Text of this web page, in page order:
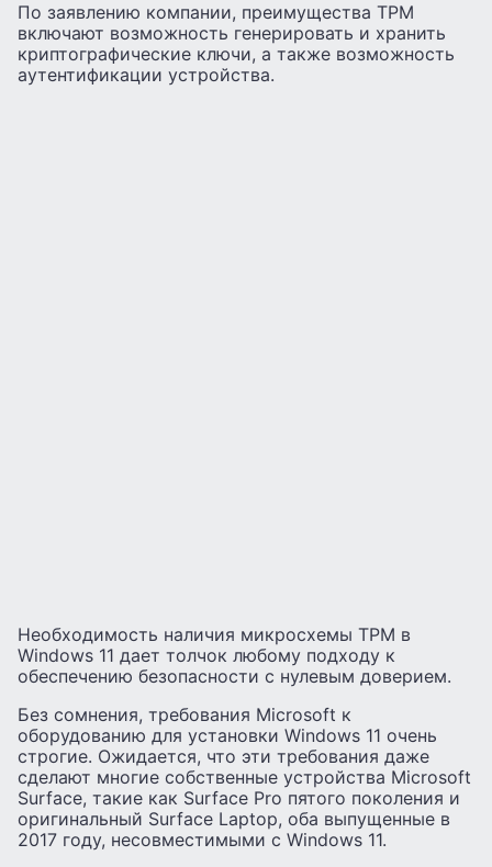
По заявлению компании, преимущества TPM
включают возможность генерировать и хранить
криптографические ключи, а также возможность
аутентификации устройства.
Необходимость наличия микросхемы TPM в
Windows 11 дает толчок любому подходу к
обеспечению безопасности с нулевым доверием.
Без сомнения, требования Microsoft к
оборудованию для установки Windows 11 очень
строгие. Ожидается, что эти требования даже
сделают многие собственные устройства Microsoft
Surface, такие как Surface Pro пятого поколения и
оригинальный Surface Laptop, оба выпущенные в
2017 году, несовместимыми с Windows 11.